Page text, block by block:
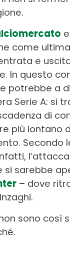
come
e
In questo
potrebbe a
Serie A: si
di
più lontano
Secondo
si sarebbe
– dove
sono così